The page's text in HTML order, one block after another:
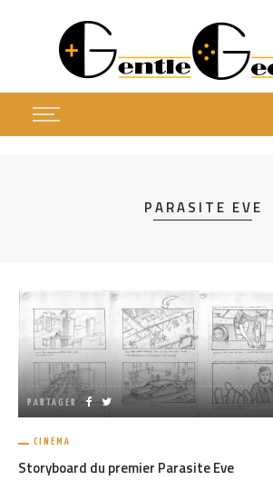
PARASITE EVE
PARTAGER
CINÉMA
Storyboard du premier Parasite Eve